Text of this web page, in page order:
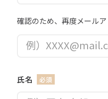
氏名